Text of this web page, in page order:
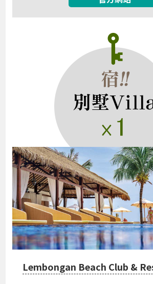
Lembongan Beach Club &